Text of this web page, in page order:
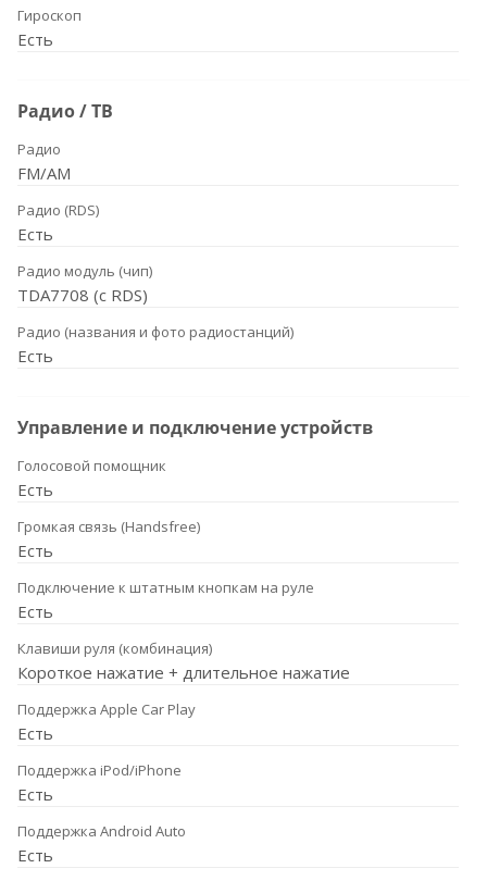
Гироскоп
Есть
Радио / ТВ
Радио
FM/AM
Радио (RDS)
Есть
Радио модуль (чип)
TDA7708 (с RDS)
Радио (названия и фото радиостанций)
Есть
Управление и подключение устройств
Голосовой помощник
Есть
Громкая связь (Handsfree)
Есть
Подключение к штатным кнопкам на руле
Есть
Клавиши руля (комбинация)
Короткое нажатие + длительное нажатие
Поддержка Apple Car Play
Есть
Поддержка iPod/iPhone
Есть
Поддержка Android Auto
Есть